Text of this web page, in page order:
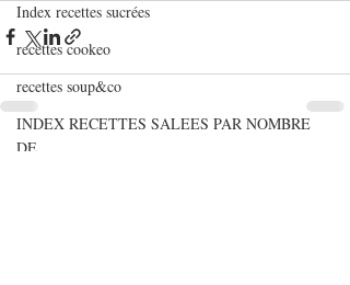
Index recettes sucrées
recettes cookeo
recettes soup&co
INDEX RECETTES SALEES PAR NOMBRE
DE